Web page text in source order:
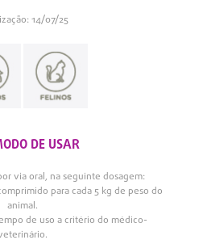
14/07/25
DE USAR
via oral, na seguinte dosagem:
para cada 5 kg de peso do
animal.
de uso a critério do médico-